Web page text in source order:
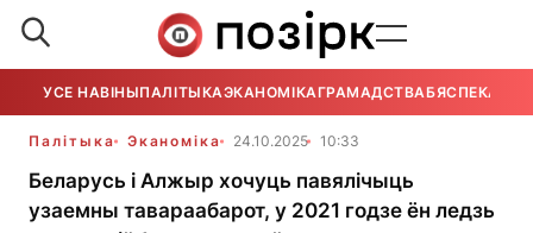
УСЕ НАВІНЫПАЛІТЫКАЭКАНОМІКАГРАМАДСТВАБЯСПЕКА
Палітыка Эканоміка 24.10.2025 10:33
Беларусь і Алжыр хочуць павялічыць
узаемны тавараабарот, у 2021 годзе ён ледзь